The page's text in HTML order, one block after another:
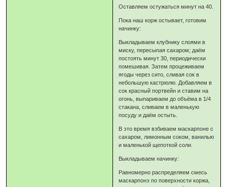
Оставляем остужаться минут на 40.
Пока наш корж остывает, готовим
начинку:
Выкладываем клубнику слоями в
миску, пересыпая сахаром; даём
постоять минут 30, периодически
помешивая. Затем процеживаем
ягоды через сито, сливая сок в
небольшую кастрюлю. Добавляем в
сок красный портвейн и ставим на
огонь, выпариваем до объёма в 1/4
стакана, сливаем в маленькую
посуду и даём остыть.
В это время взбиваем маскарпоне с
сахаром, лимонным соком, ванилью
и маленькой щепоткой соли.
Выкладываем начинку:
Равномерно распределяем смесь
маскарпонэ по поверхности коржа,